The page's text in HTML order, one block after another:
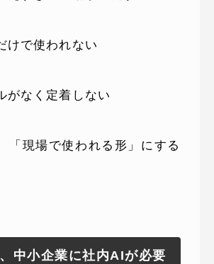
けで使われない
がなく定着しない
「現場で使われる形」にする
中小企業に社内AIが必要